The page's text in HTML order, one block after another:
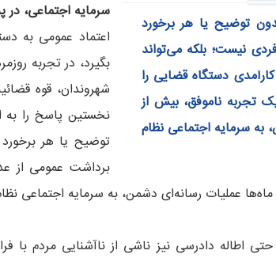
سرمایه
توضیح یا هر برخورد
نیست؛ بلکه می‌تواند
دستگاه قضایی را
تجربه ناموفق، بیش از
به سرمایه اجتماعی نظام
اجتماعی،
اعتماد عمومی به
بگیرد، در تجربه
شهروندان، قوه
نخستین پاسخ را به
توضیح یا هر
برداشت عمومی از
عملیات رسانه‌ای دشمن، به سرمایه اجتماعی
اطاله دادرسی نیز ناشی از ناآشنایی مردم با